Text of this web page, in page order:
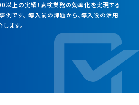
以上の実績！点検業務の効率化を実現する
例です。 導入前の課題から、導入後の活用
ます。